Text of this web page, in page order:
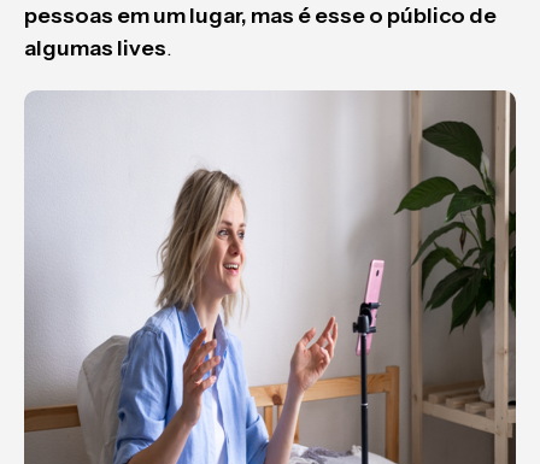
pessoas em um lugar, mas é esse o público de
algumas lives.